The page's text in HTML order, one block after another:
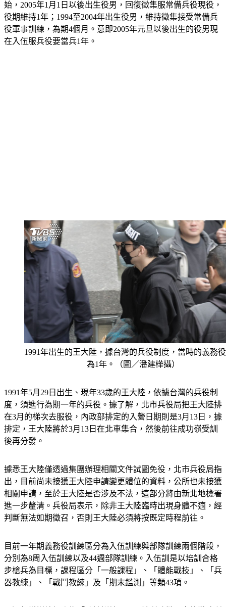
而台灣現行兵役制度最新規範為「募徵並行制」，2024年開
始，2005年1月1日以後出生役男，回復徵集服常備兵役現役，
役期維持1年；1994至2004年出生役男，維持徵集接受常備兵
役軍事訓練，為期4個月。意即2005年元旦以後出生的役男現
1991年出生的王大陸，據台灣的兵役制度，當時的義務
1991年5月29日出生、現年33歲的王大陸，依據台灣的兵役制
度，須進行為期一年的兵役。據了解，北市兵役局把王大陸排
在3月的梯次去服役，內政部排定的入營日期則是3月13日，據
排定，王大陸將於3月13日在北車集合，然後前往成功嶺受訓
據悉王大陸僅透過集團辦理相關文件試圖免役，北市兵役局指
出，目前尚未接獲王大陸申請變更體位的資料，公所也未接獲
相關申請，至於王大陸是否涉及不法，這部分將由新北地檢署
進一步釐清。兵役局表示，除非王大陸臨時出現身體不適，經
目前一年期義務役訓練區分為入伍訓練與部隊訓練兩個階段，
分別為8周入伍訓練以及44週部隊訓練。入伍訓是以培訓合格
步槍兵為目標，課程區分「一般課程」、「體能戰技」、「兵